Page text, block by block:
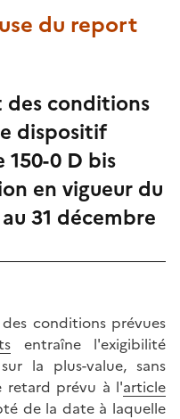
du report
conditions
dispositif
0 D bis
en vigueur du
31 décembre
conditions prévues
entraîne l'exigibilité
la plus-value, sans
retard prévu à l'article
de la date à laquelle